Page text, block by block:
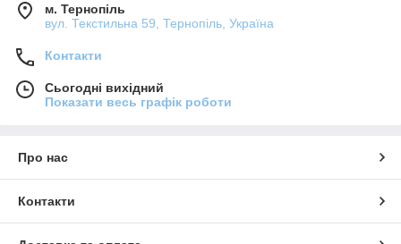
м. Тернопіль
вул. Текстильна 59, Тернопіль, Україна
Контакти
Сьогодні вихідний
Показати весь графік роботи
Про нас
Контакти